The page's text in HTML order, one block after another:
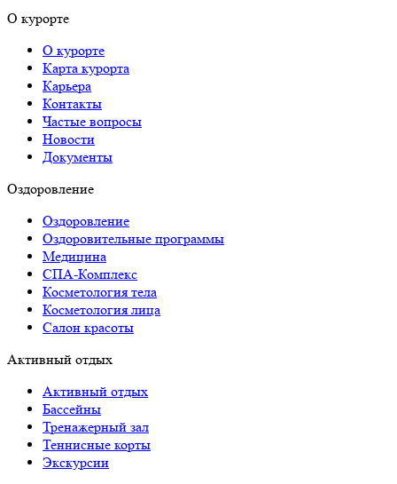
О курорте
О курорте
Карта курорта
Карьера
Контакты
Частые вопросы
Новости
Документы
Оздоровление
Оздоровление
Оздоровительные программы
Медицина
СПА-Комплекс
Косметология тела
Косметология лица
Салон красоты
Активный отдых
Активный отдых
Бассейны
Тренажерный зал
Теннисные корты
Экскурсии